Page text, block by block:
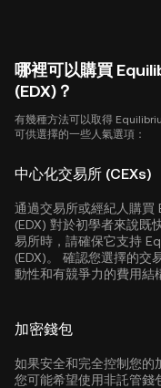
哪裡可以購買
(EDX)？
有幾種方法可以取得
可供選擇的一些人氣選項：
中心化交易所 (CEXs)
通過交易所或經紀人購
(EDX) 對於初學者來說既
易所時，請確保它支持
(EDX)。 確認您選擇的交
動性和有競爭力的費用結
加密錢包
如果安全和完全控制您的
您可能希望使用非託管